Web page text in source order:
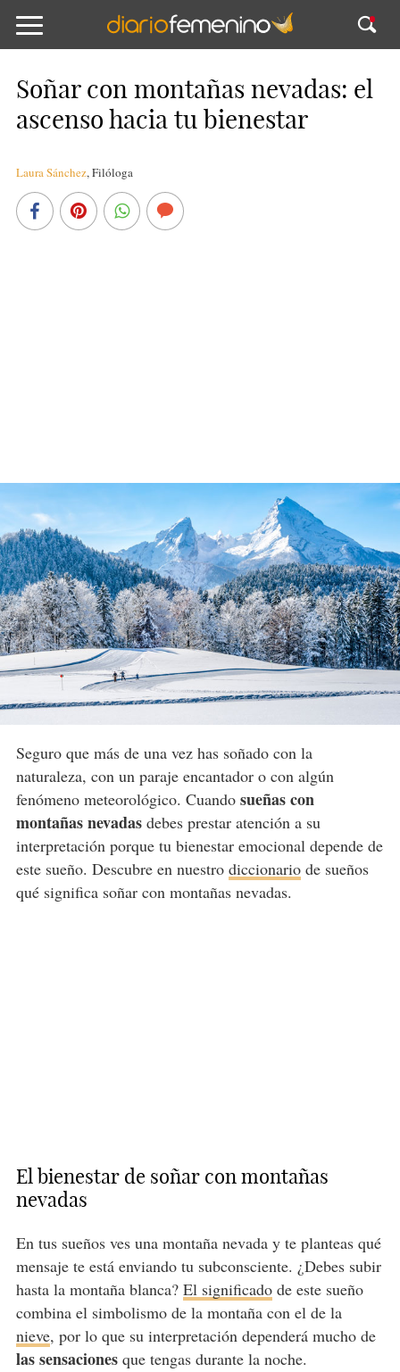
Soñar con montañas nevadas: el
ascenso hacia tu bienestar
Laura Sánchez,Filóloga
Seguro que más de una vez has soñado con la
naturaleza, con un paraje encantador o con algún
fenómeno meteorológico. Cuando sueñas con
montañas nevadasdebes prestar atención a su
interpretación porque tu bienestar emocional depende de
este sueño. Descubre en nuestro diccionariode sueños
qué significa soñar con montañas nevadas.
El bienestar de soñar con montañas
nevadas
En tus sueños ves una montaña nevada y te planteas qué
mensaje te está enviando tu subconsciente. ¿Debes subir
hasta la montaña blanca? El significadode este sueño
combina el simbolismo de la montaña con el de la
nieve, por lo que su interpretación dependerá mucho de
las sensacionesque tengas durante la noche.